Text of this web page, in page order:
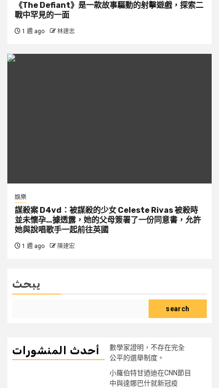
《The Defiant》是一款故事驅動的射擊遊戲，探索二
戰中罕見的一面
1 週 ago 林建忠
娛樂
謀殺案 D4vd：被謀殺的少女 Celeste Rivas 被殺時
並未懷孕…據透露，她的父母簽署了一份同意書，允許
她與說唱歌手一起前往英國
1 週 ago 陳建宏
يبحث
search
أحدث المنشورات
數學家證明，不存在完全
公平的選舉制度。
小羅伯特甘迺迪在CNN節目
中與達娜巴什就新冠疫